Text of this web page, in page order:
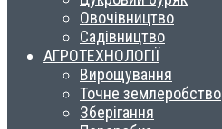
Овочівництво
Садівництво
АГРОТЕХНОЛОГІЇ
Вирощування
Точне землеробство
Зберігання